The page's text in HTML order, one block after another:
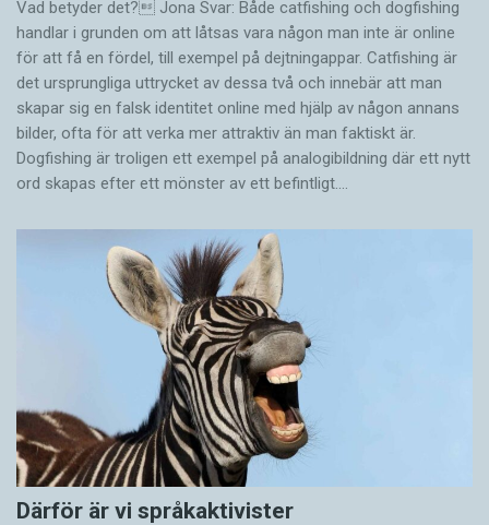
Vad betyder det? Jona Svar: Både catfishing och dogfishing
handlar i grunden om att låtsas vara någon man inte är online
för att få en fördel, till exempel på dejtningappar. Catfishing är
det ursprungliga uttrycket av dessa två och innebär att man
skapar sig en falsk identitet online med hjälp av någon annans
bilder, ofta för att verka mer attraktiv än man faktiskt är.
Dogfishing är troligen ett exempel på analogibildning där ett nytt
ord skapas efter ett mönster av ett befintligt.…
Därför är vi språkaktivister